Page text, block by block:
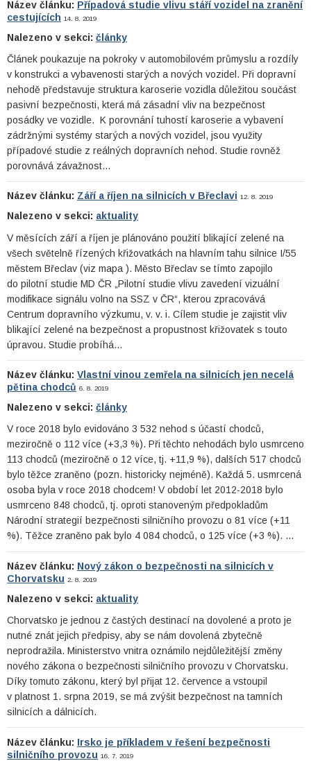
Název článku: Případová studie vlivu stáří vozidel na zranění
cestujících 14. 8. 2019
Nalezeno v sekci: články
Článek poukazuje na pokroky v automobilovém průmyslu a rozdíly
v konstrukci a vybavenosti starých a nových vozidel. Při dopravní
nehodě představuje struktura karoserie vozidla důležitou součást
pasivní bezpečnosti, která má zásadní vliv na bezpečnost
posádky ve vozidle. K porovnání tuhostí karoserie a vybavení
zádržnými systémy starých a nových vozidel, jsou využity
případové studie z reálných dopravních nehod. Studie rovněž
porovnává závažnost…
Název článku: Září a říjen na silnicích v Břeclavi 12. 8. 2019
Nalezeno v sekci: aktuality
V měsících září a říjen je plánováno použití blikající zelené na
všech světelně řízených křižovatkách na hlavním tahu silnice I/55
městem Břeclav (viz mapa ). Město Břeclav se tímto zapojilo
do pilotní studie MD ČR „Pilotní studie vlivu zavedení vizuální
modifikace signálu volno na SSZ v ČR“, kterou zpracovává
Centrum dopravního výzkumu, v. v. i. Cílem studie je zajistit vliv
blikající zelené na bezpečnost a propustnost křižovatek s touto
úpravou. Studie probíhá…
Název článku: Vlastní vinou zemřela na silnicích jen necelá
pětina chodců 6. 8. 2019
Nalezeno v sekci: články
V roce 2018 bylo evidováno 3 532 nehod s účastí chodců,
meziročně o 112 více (+3,3 %). Při těchto nehodách bylo usmrceno
113 chodců (meziročně o 12 více, tj. +11,9 %), dalších 517 chodců
bylo těžce zraněno (pozn. historicky nejméně). Každá 5. usmrcená
osoba byla v roce 2018 chodcem! V období let 2012-2018 bylo
usmrceno 848 chodců, tj. oproti stanoveným předpokladům
Národní strategií bezpečnosti silničního provozu o 81 více (+11
%). Těžce zraněno pak bylo 4 084 chodců, o 125 více (+3 %). …
Název článku: Nový zákon o bezpečnosti na silnicích v
Chorvatsku 2. 8. 2019
Nalezeno v sekci: aktuality
Chorvatsko je jednou z častých destinací na dovolené a proto je
nutné znát jejich předpisy, aby se nám dovolená zbytečně
neprodražila. Ministerstvo vnitra oznámilo nejdůležitější změny
nového zákona o bezpečnosti silničního provozu v Chorvatsku.
Díky tomuto zákonu, který byl přijat 12. července a vstoupil
v platnost 1. srpna 2019, se má zvýšit bezpečnost na tamních
silnicích a dálnicích.
Název článku: Irsko je příkladem v řešení bezpečnosti
silničního provozu 16. 7. 2019